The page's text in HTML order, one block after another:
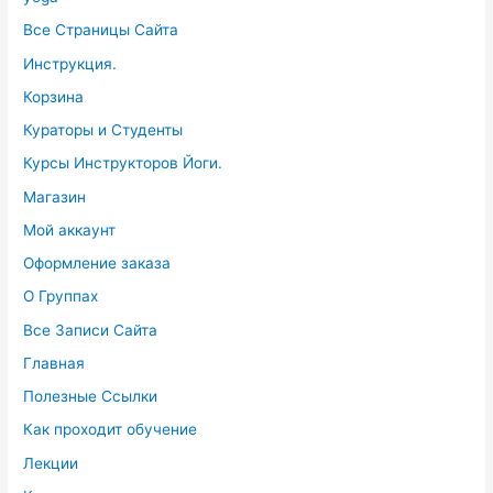
Все Страницы Сайта
Инструкция.
Корзина
Кураторы и Студенты
Курсы Инструкторов Йоги.
Магазин
Мой аккаунт
Оформление заказа
О Группах
Все Записи Сайта
Главная
Полезные Ссылки
Как проходит обучение
Лекции